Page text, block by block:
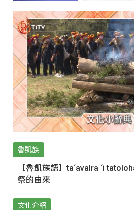
魯凱族
【魯凱族語】ta‘avalra ‘i
祭的由來
文化介紹